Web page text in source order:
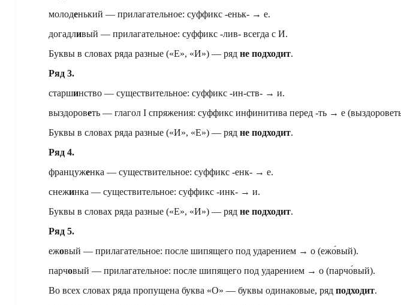
молоденький — прилагательное: суффикс -еньк- → е.
догадливый — прилагательное: суффикс -лив- всегда с И.
Буквы в словах ряда разные («Е», «И») — ряд не подходит.
Ряд 3.
старшинство — существительное: суффикс -ин-ств- → и.
выздороветь — глагол I спряжения: суффикс инфинитива перед -ть → е
Буквы в словах ряда разные («И», «Е») — ряд не подходит.
Ряд 4.
француженка — существительное: суффикс -енк- → е.
снежинка — существительное: суффикс -инк- → и.
Буквы в словах ряда разные («Е», «И») — ряд не подходит.
Ряд 5.
ежовый — прилагательное: после шипящего под ударением → о (ежо́вый).
парчовый — прилагательное: после шипящего под ударением → о (парчо́вый).
Во всех словах ряда пропущена буква «О» — буквы одинаковые, ряд подходит.